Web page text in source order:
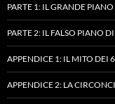
PARTE 1: IL GRANDE
PARTE 2: IL FALSO PIANO
APPENDICE 1: IL MITO DEI
APPENDICE 2: LA